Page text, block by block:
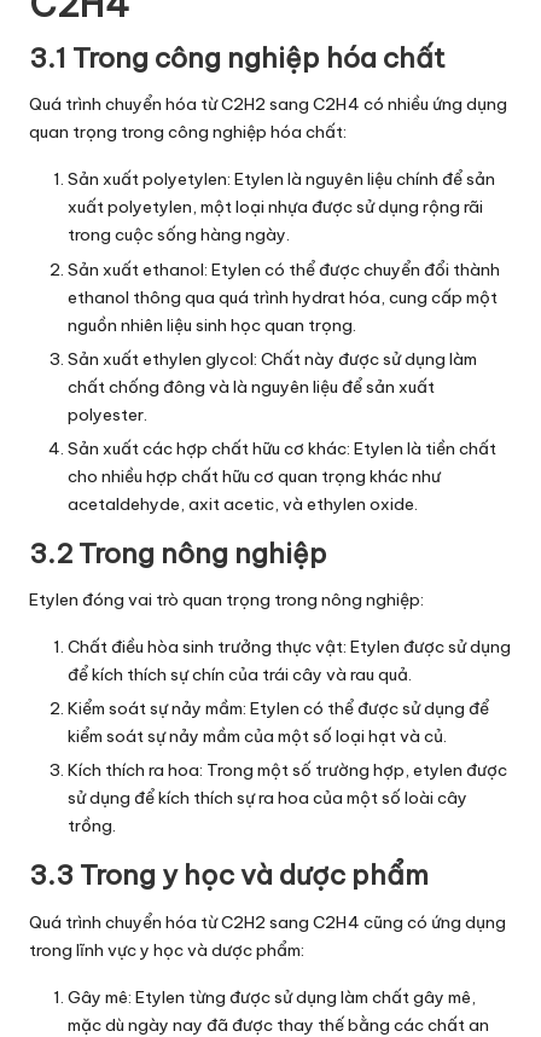
3.1 Trong công nghiệp hóa chất
Quá trình chuyển hóa từ C2H2 sang C2H4 có nhiều ứng dụng
quan trọng trong công nghiệp hóa chất:
Sản xuất polyetylen: Etylen là nguyên liệu chính để sản
xuất polyetylen, một loại nhựa được sử dụng rộng rãi
trong cuộc sống hàng ngày.
Sản xuất ethanol: Etylen có thể được chuyển đổi thành
ethanol thông qua quá trình hydrat hóa, cung cấp một
nguồn nhiên liệu sinh học quan trọng.
Sản xuất ethylen glycol: Chất này được sử dụng làm
chất chống đông và là nguyên liệu để sản xuất
polyester.
Sản xuất các hợp chất hữu cơ khác: Etylen là tiền chất
cho nhiều hợp chất hữu cơ quan trọng khác như
acetaldehyde, axit acetic, và ethylen oxide.
3.2 Trong nông nghiệp
Etylen đóng vai trò quan trọng trong nông nghiệp:
Chất điều hòa sinh trưởng thực vật: Etylen được sử dụng
để kích thích sự chín của trái cây và rau quả.
Kiểm soát sự nảy mầm: Etylen có thể được sử dụng để
kiểm soát sự nảy mầm của một số loại hạt và củ.
Kích thích ra hoa: Trong một số trường hợp, etylen được
sử dụng để kích thích sự ra hoa của một số loài cây
trồng.
3.3 Trong y học và dược phẩm
Quá trình chuyển hóa từ C2H2 sang C2H4 cũng có ứng dụng
trong lĩnh vực y học và dược phẩm:
Gây mê: Etylen từng được sử dụng làm chất gây mê,
mặc dù ngày nay đã được thay thế bằng các chất an